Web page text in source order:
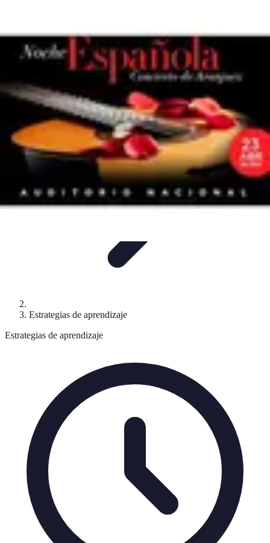
CursosComparativaCursos IntensivosConsejos y Estrategias
Cursos en Español
Estrategias de aprendizaje
Estrategias de aprendizaje